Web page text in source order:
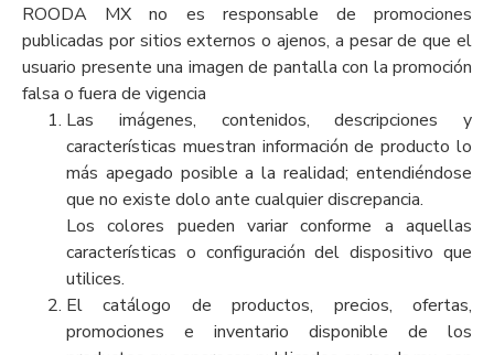
ROODA MX no es responsable de promociones
publicadas por sitios externos o ajenos, a pesar de que el
usuario presente una imagen de pantalla con la promoción
falsa o fuera de vigencia
Las imágenes, contenidos, descripciones y
características muestran información de producto lo
más apegado posible a la realidad; entendiéndose
que no existe dolo ante cualquier discrepancia.
Los colores pueden variar conforme a aquellas
características o configuración del dispositivo que
utilices.
El catálogo de productos, precios, ofertas,
promociones e inventario disponible de los